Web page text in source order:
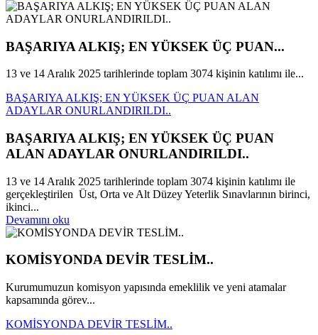
BAŞARIYA ALKIŞ; EN YÜKSEK ÜÇ PUAN...
13 ve 14 Aralık 2025 tarihlerinde toplam 3074 kişinin katılımı ile...
BAŞARIYA ALKIŞ; EN YÜKSEK ÜÇ PUAN ALAN
ADAYLAR ONURLANDIRILDI..
BAŞARIYA ALKIŞ; EN YÜKSEK ÜÇ PUAN
ALAN ADAYLAR ONURLANDIRILDI..
13 ve 14 Aralık 2025 tarihlerinde toplam 3074 kişinin katılımı ile
gerçekleştirilen Üst, Orta ve Alt Düzey Yeterlik Sınavlarının birinci,
ikinci...
Devamını oku
KOMİSYONDA DEVİR TESLİM..
Kurumumuzun komisyon yapısında emeklilik ve yeni atamalar
kapsamında görev...
KOMİSYONDA DEVİR TESLİM..